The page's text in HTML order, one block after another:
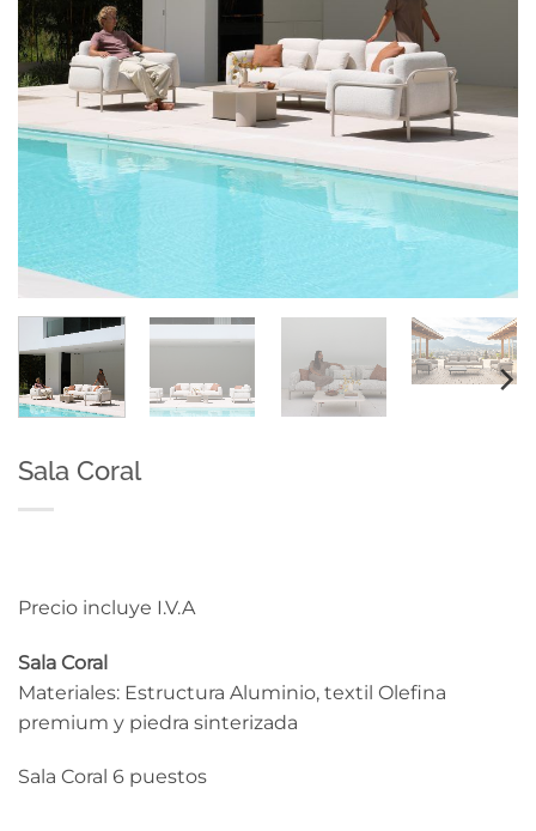
Sala Coral
Precio incluye I.V.A
Sala Coral
Materiales: Estructura Aluminio, textil Olefina
premium y piedra sinterizada
Sala Coral 6 puestos